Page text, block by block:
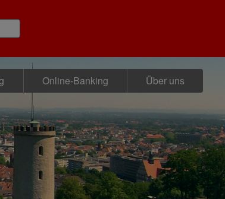
Online-Banking Über uns